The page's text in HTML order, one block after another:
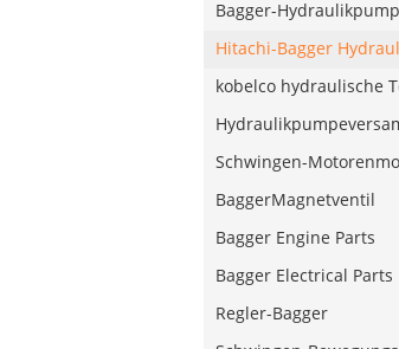
Bagger-
Hitachi-Bagger
kobelco hydraulische
Schwingen-
BaggerMagnetventil
Bagger Engine Parts
Bagger Electrical Parts
Regler-Bagger